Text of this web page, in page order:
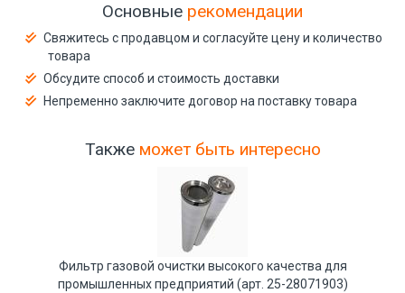
Основные рекомендации
Свяжитесь с продавцом и согласуйте цену и количество
товара
Обсудите способ и стоимость доставки
Непременно заключите договор на поставку товара
Также может быть интересно
Фильтр газовой очистки высокого качества для
промышленных предприятий (арт. 25-28071903)